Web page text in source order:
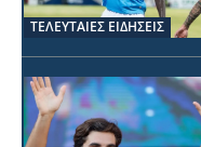
ΤΕΛΕΥΤΑΙΕΣ ΕΙΔΗΣΕΙΣ